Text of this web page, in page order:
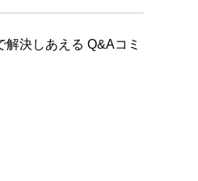
決しあえる Q&Aコミ